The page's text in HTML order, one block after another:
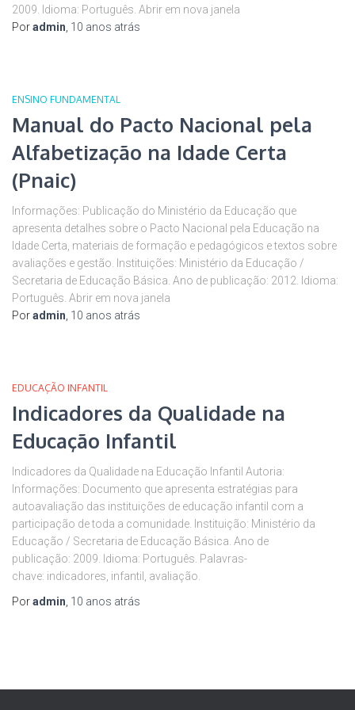
2009. Idioma: Português. Abrir em nova janela
Poradmin 10 anos atrás
ENSINO FUNDAMENTAL
Manual do Pacto Nacional pela
Alfabetização na Idade Certa
(Pnaic)
Informações: Publicação do Ministério da Educação que
apresenta detalhes sobre o Pacto Nacional pela Educação na
Idade Certa, materiais de formação e pedagógicos e textos sobre
avaliações e gestão. Instituições: Ministério da Educação /
Secretaria de Educação Básica. Ano de publicação: 2012. Idioma:
Português. Abrir em nova janela
Poradmin 10 anos atrás
EDUCAÇÃO INFANTIL
Indicadores da Qualidade na
Educação Infantil
Indicadores da Qualidade na Educação Infantil Autoria:
Informações: Documento que apresenta estratégias para
autoavaliação das instituições de educação infantil com a
participação de toda a comunidade. Instituição: Ministério da
Educação / Secretaria de Educação Básica. Ano de
publicação: 2009. Idioma: Português. Palavras-
chave: indicadores, infantil, avaliação.
Poradmin 10 anos atrás